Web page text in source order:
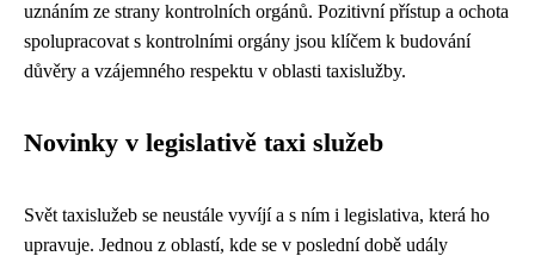
uznáním ze strany kontrolních orgánů. Pozitivní přístup a ochota
spolupracovat s kontrolními orgány jsou klíčem k budování
důvěry a vzájemného respektu v oblasti taxislužby.
Novinky v legislativě taxi služeb
Svět taxislužeb se neustále vyvíjí a s ním i legislativa, která ho
upravuje. Jednou z oblastí, kde se v poslední době udály